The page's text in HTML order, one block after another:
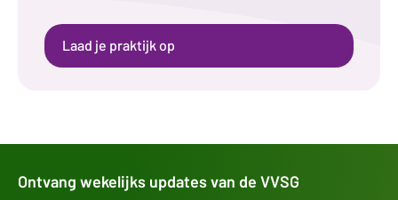
Laad je praktijk op
Ontvang wekelijks updates van de VVSG